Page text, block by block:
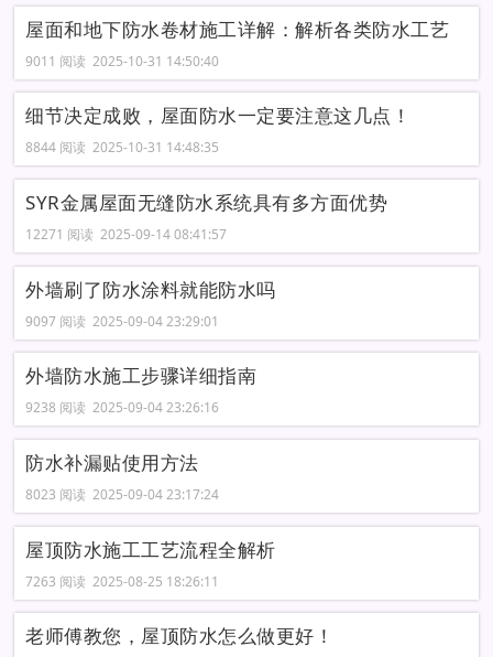
屋面和地下防水卷材施工详解：解析各类防水工艺
9011 阅读 2025-10-31 14:50:40
细节决定成败，屋面防水一定要注意这几点！
8844 阅读 2025-10-31 14:48:35
SYR金属屋面无缝防水系统具有多方面优势
12271 阅读 2025-09-14 08:41:57
外墙刷了防水涂料就能防水吗
9097 阅读 2025-09-04 23:29:01
外墙防水施工步骤详细指南
9238 阅读 2025-09-04 23:26:16
防水补漏贴使用方法
8023 阅读 2025-09-04 23:17:24
屋顶防水施工工艺流程全解析
7263 阅读 2025-08-25 18:26:11
老师傅教您，屋顶防水怎么做更好！